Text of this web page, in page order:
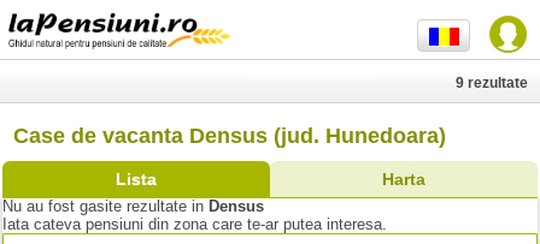
Case de vacanta Densus (jud. Hunedoara)
Lista Harta
9 rezultate
Nu au fost gasite rezultate in Densus
Iata cateva pensiuni din zona care te-ar putea interesa.